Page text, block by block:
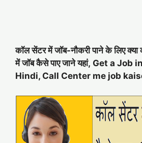
कॉल सेंटर में जॉब-नौकरी पाने के लिए
में जॉब कैसे पाए जाने यहां, Get a
Hindi, Call Center me job